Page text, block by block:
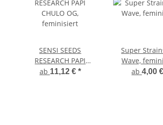
SENSI SEEDS
RESEARCH PAPI
CHULO OG,
ab 11,12 € *
Super
Wave,
ab4,00